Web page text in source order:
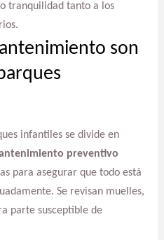
tranquilidad tanto a los
son
infantiles se divide en
preventivo
para asegurar que todo está
Se revisan muelles,
parte susceptible de